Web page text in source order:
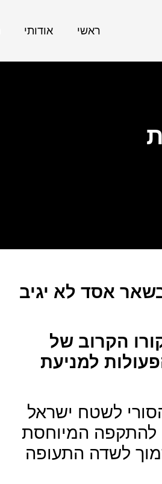
ראשי אודותי
אסד לא יגיב
הקרוב של
למניעת
לשטח ישראל
להתקפה המיוחסת
לשדה התעופה